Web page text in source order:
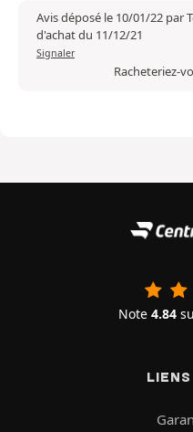
Avis déposé le 10/01/22 par
d'achat du 11/12/21
Signaler
Racheteriez-
Note 4.84